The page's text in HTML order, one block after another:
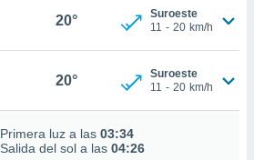
20°
Suroeste
11 - 20 km/h
20°
Suroeste
11 - 20 km/h
Primera luz a las 03:34
Salida del sol a las 04:26